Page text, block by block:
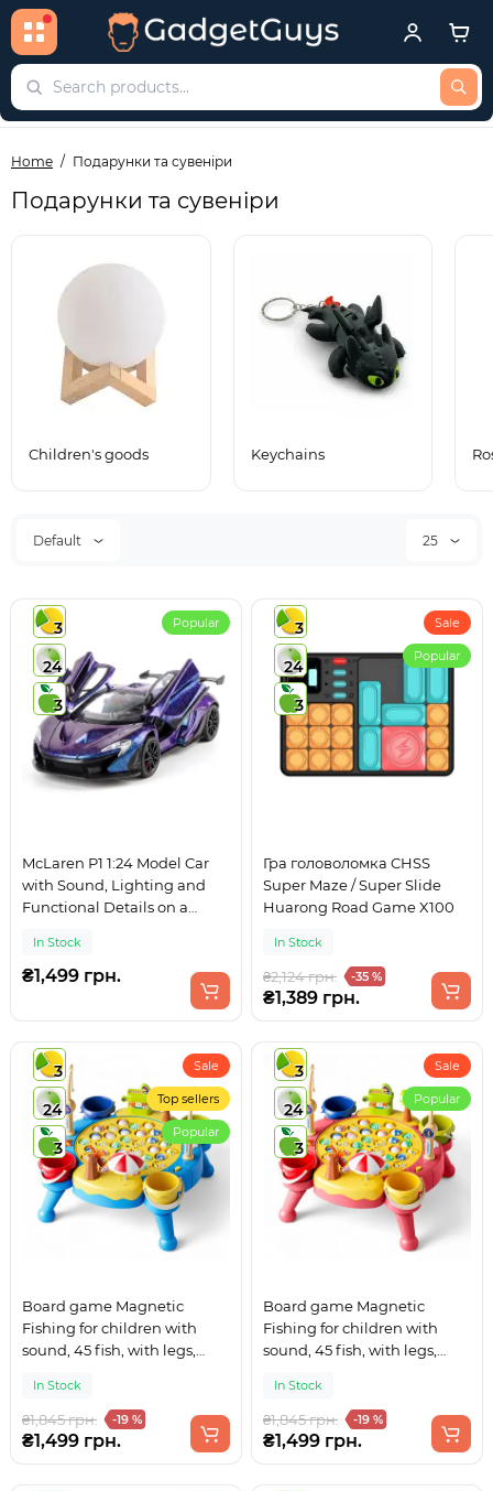
Home Подарунки та сувеніри
Подарунки та сувеніри
Children's goods Keychains
Default 25
3
24
3
Popular
McLaren P1 1:24 Model Car
with Sound, Lighting and
Functional Details on a
In Stock
₴1,499 грн.
3
24
3
Sale
Popular
Гра головоломка CHSS
Super Maze / Super Slide
Huarong Road Game X100
In Stock
₴2,124 грн. -35 %
₴1,389 грн.
3
24
3
Sale
Top sellers
Popular
Board game Magnetic
Fishing for children with
sound, 45 fish, with legs,
In Stock
₴1,845 грн. -19 %
₴1,499 грн.
3
24
3
Sale
Popular
Board game Magnetic
Fishing for children with
sound, 45 fish, with legs,
In Stock
₴1,845 грн. -19 %
₴1,499 грн.